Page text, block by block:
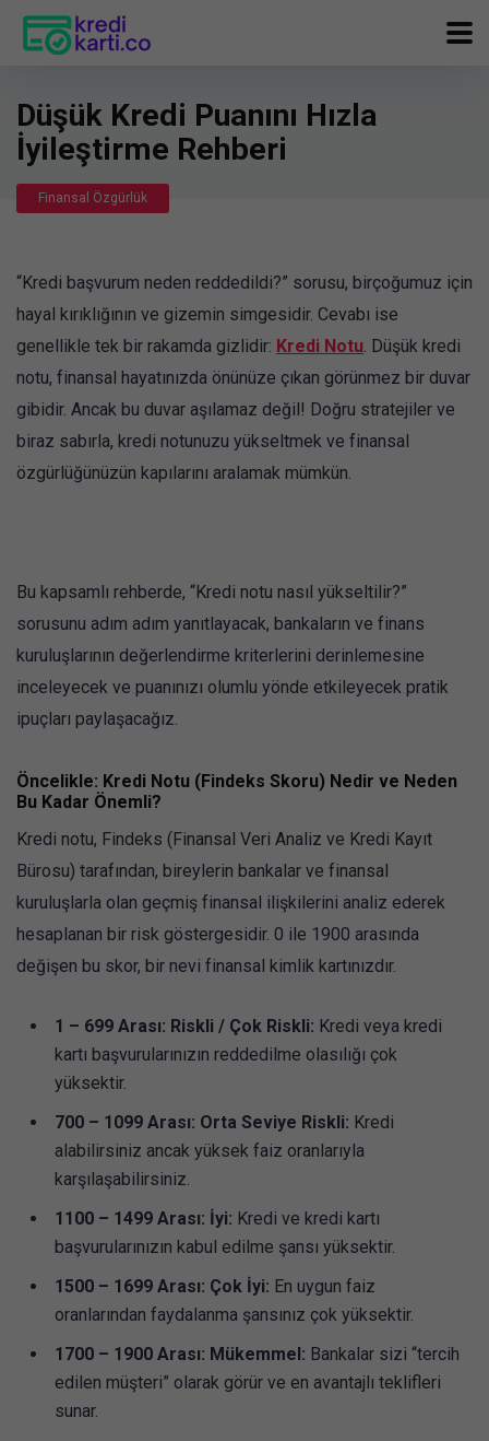
Düşük Kredi Puanını Hızla
İyileştirme Rehberi
Finansal Özgürlük
“Kredi başvurum neden reddedildi?” sorusu, birçoğumuz için
hayal kırıklığının ve gizemin simgesidir. Cevabı ise
genellikle tek bir rakamda gizlidir: Kredi Notu. Düşük kredi
notu, finansal hayatınızda önünüze çıkan görünmez bir duvar
gibidir. Ancak bu duvar aşılamaz değil! Doğru stratejiler ve
biraz sabırla, kredi notunuzu yükseltmek ve finansal
özgürlüğünüzün kapılarını aralamak mümkün.
Bu kapsamlı rehberde, “Kredi notu nasıl yükseltilir?”
sorusunu adım adım yanıtlayacak, bankaların ve finans
kuruluşlarının değerlendirme kriterlerini derinlemesine
inceleyecek ve puanınızı olumlu yönde etkileyecek pratik
ipuçları paylaşacağız.
Öncelikle: Kredi Notu (Findeks Skoru) Nedir ve Neden
Bu Kadar Önemli?
Kredi notu, Findeks (Finansal Veri Analiz ve Kredi Kayıt
Bürosu) tarafından, bireylerin bankalar ve finansal
kuruluşlarla olan geçmiş finansal ilişkilerini analiz ederek
hesaplanan bir risk göstergesidir. 0 ile 1900 arasında
değişen bu skor, bir nevi finansal kimlik kartınızdır.
1 – 699 Arası: Riskli / Çok Riskli: Kredi veya kredi
kartı başvurularınızın reddedilme olasılığı çok
yüksektir.
700 – 1099 Arası: Orta Seviye Riskli: Kredi
alabilirsiniz ancak yüksek faiz oranlarıyla
karşılaşabilirsiniz.
1100 – 1499 Arası: İyi: Kredi ve kredi kartı
başvurularınızın kabul edilme şansı yüksektir.
1500 – 1699 Arası: Çok İyi: En uygun faiz
oranlarından faydalanma şansınız çok yüksektir.
1700 – 1900 Arası: Mükemmel: Bankalar sizi “tercih
edilen müşteri” olarak görür ve en avantajlı teklifleri
sunar.